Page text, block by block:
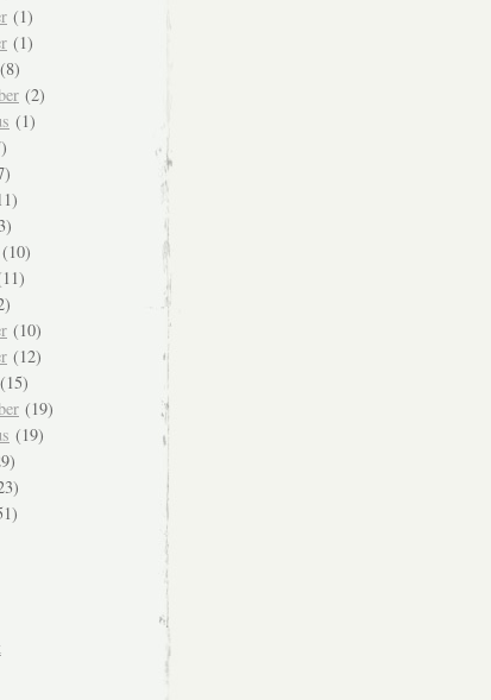
(1)
(1)
(8)
(2)
(1)
(10)
(10)
(12)
(15)
(19)
(19)